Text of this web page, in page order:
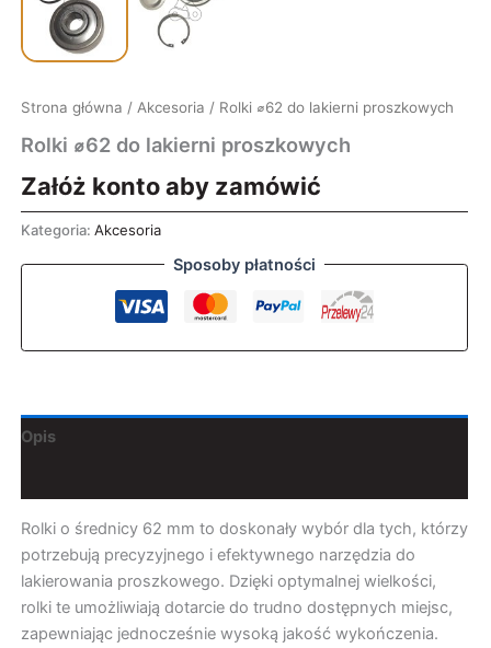
Strona główna / Akcesoria / Rolki ⌀62 do lakierni proszkowych
Rolki ⌀62 do lakierni proszkowych
Załóż konto aby zamówić
Kategoria: Akcesoria
Sposoby płatności
Opis
Rolki o średnicy 62 mm to doskonały wybór dla tych, którzy
potrzebują precyzyjnego i efektywnego narzędzia do
lakierowania proszkowego. Dzięki optymalnej wielkości,
rolki te umożliwiają dotarcie do trudno dostępnych miejsc,
zapewniając jednocześnie wysoką jakość wykończenia.